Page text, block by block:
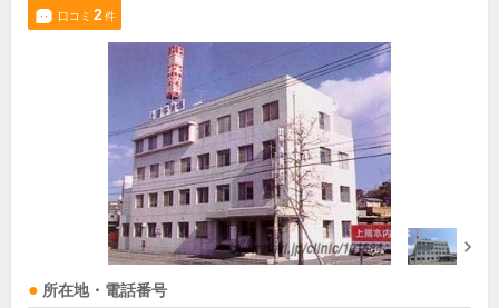
口コミ 2件
所在地・電話番号